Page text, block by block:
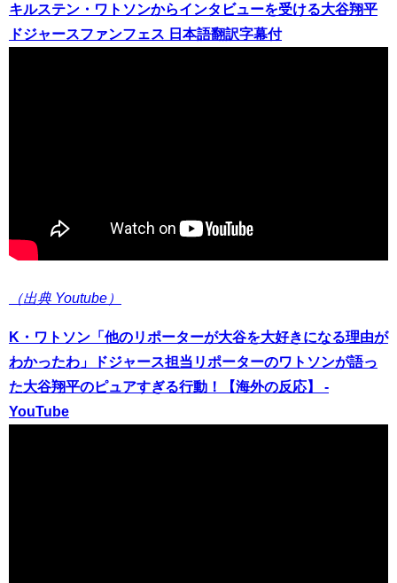
キルステン・ワトソンからインタビューを受ける大谷翔平
ドジャースファンフェス 日本語翻訳字幕付
（出典 Youtube）
K・ワトソン「他のリポーターが大谷を大好きになる理由が
わかったわ」ドジャース担当リポーターのワトソンが語っ
た大谷翔平のピュアすぎる行動！【海外の反応】 -
YouTube